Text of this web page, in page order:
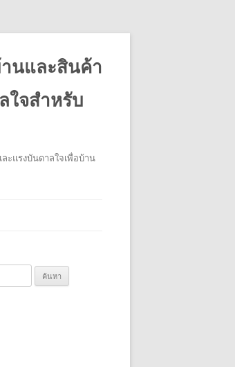
นและสินค้า
ใจสำหรับ
ะแรงบันดาลใจเพื่อบ้าน